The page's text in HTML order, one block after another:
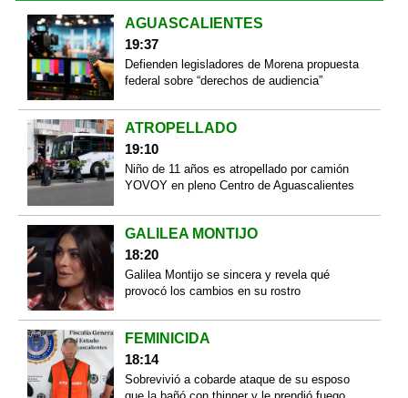
AGUASCALIENTES
19:37
Defienden legisladores de Morena propuesta
federal sobre “derechos de audiencia”
ATROPELLADO
19:10
Niño de 11 años es atropellado por camión
YOVOY en pleno Centro de Aguascalientes
GALILEA MONTIJO
18:20
Galilea Montijo se sincera y revela qué
provocó los cambios en su rostro
FEMINICIDA
18:14
Sobrevivió a cobarde ataque de su esposo